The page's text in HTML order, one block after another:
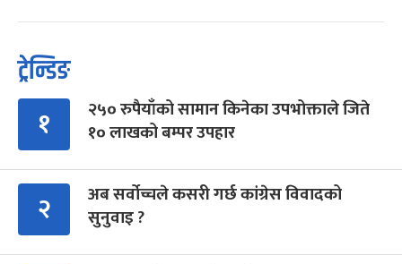
ट्रेन्डिङ
१
२५० रुपैयाँको सामान किनेका उपभोक्ताले जिते
१० लाखको बम्पर उपहार
२
अब सर्वोच्चले कसरी गर्छ कांग्रेस विवादको
सुनुवाइ ?